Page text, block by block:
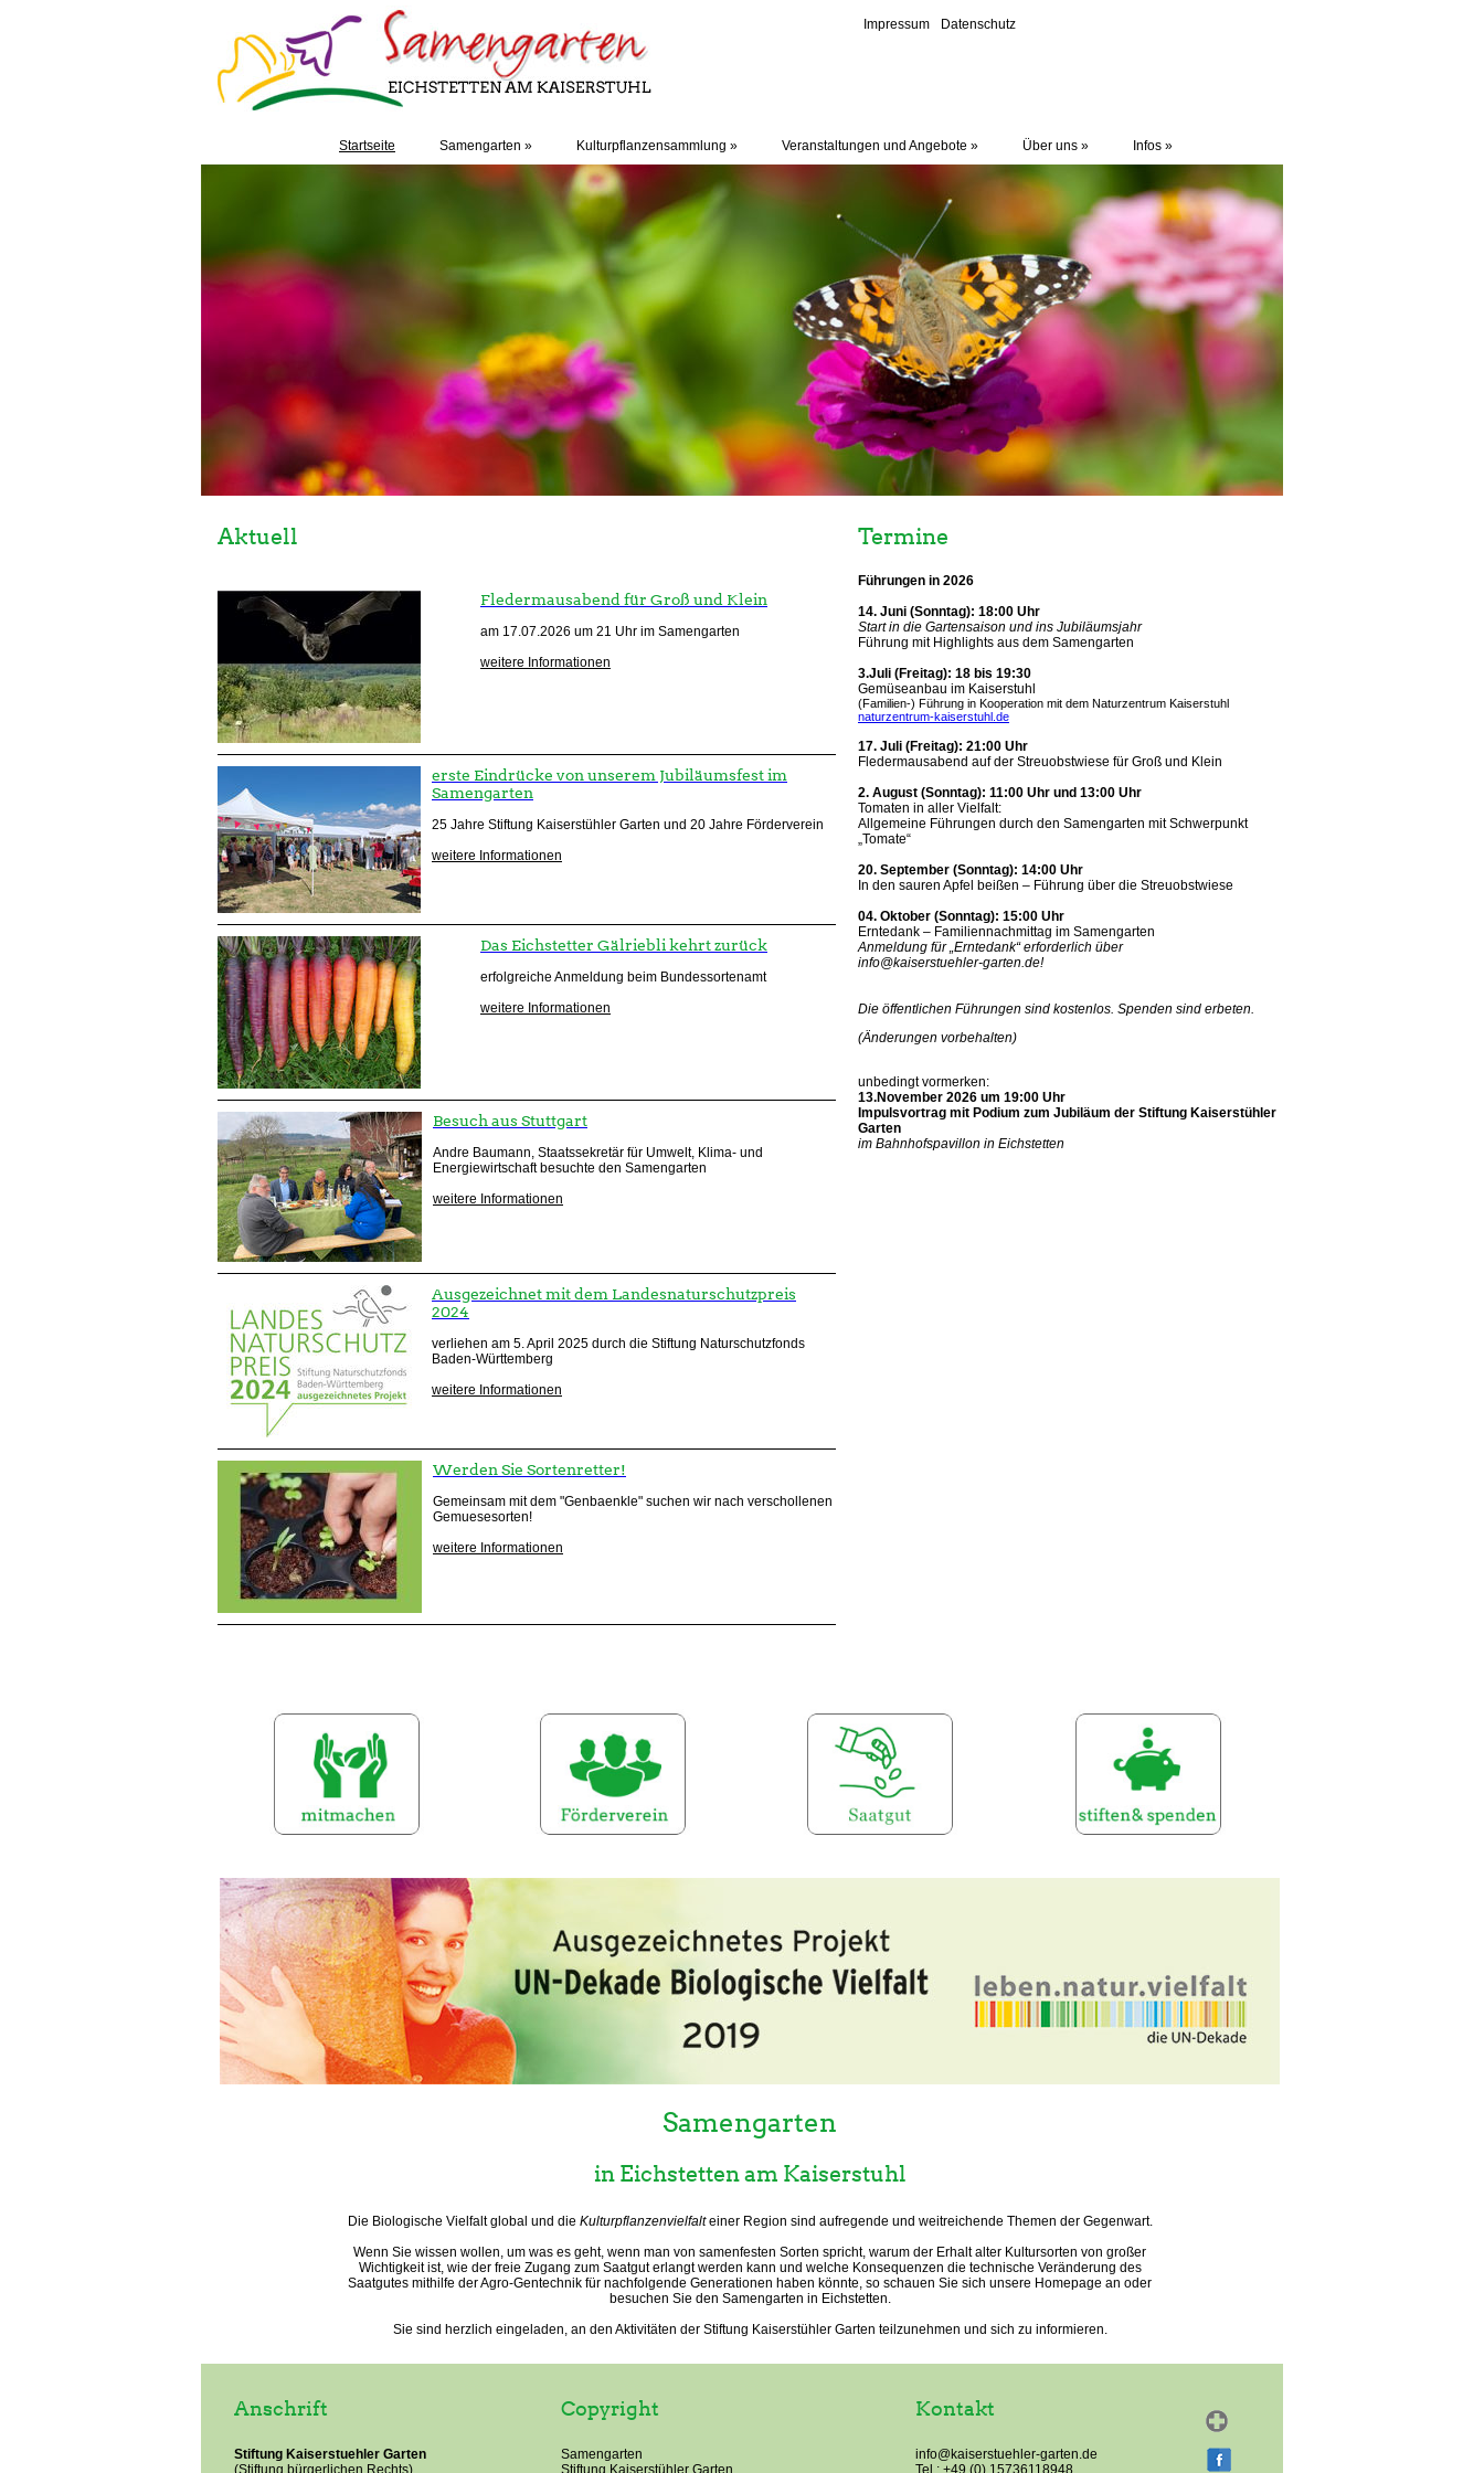
Impressum Datenschutz
Startseite Samengarten » Kulturpflanzensammlung » Veranstaltungen und Angebote » Über uns » Infos »
Aktuell
Fledermausabend für Groß und Klein
am 17.07.2026 um 21 Uhr im Samengarten
weitere Informationen
erste Eindrücke von unserem Jubiläumsfest im
Samengarten
25 Jahre Stiftung Kaiserstühler Garten und 20 Jahre Förderverein
weitere Informationen
Das Eichstetter Gälriebli kehrt zurück
erfolgreiche Anmeldung beim Bundessortenamt
weitere Informationen
Besuch aus Stuttgart
Andre Baumann, Staatssekretär für Umwelt, Klima- und
Energiewirtschaft besuchte den Samengarten
weitere Informationen
Ausgezeichnet mit dem Landesnaturschutzpreis
2024
verliehen am 5. April 2025 durch die Stiftung Naturschutzfonds
Baden-Württemberg
weitere Informationen
Werden Sie Sortenretter!
Gemeinsam mit dem "Genbaenkle" suchen wir nach verschollenen
Gemuesesorten!
weitere Informationen
Termine
Führungen in 2026
14. Juni (Sonntag): 18:00 Uhr
Start in die Gartensaison und ins Jubiläumsjahr
Führung mit Highlights aus dem Samengarten
3.Juli (Freitag): 18 bis 19:30
Gemüseanbau im Kaiserstuhl
(Familien-) Führung in Kooperation mit dem Naturzentrum Kaiserstuhl
naturzentrum-kaiserstuhl.de
17. Juli (Freitag): 21:00 Uhr
Fledermausabend auf der Streuobstwiese für Groß und Klein
2. August (Sonntag): 11:00 Uhr und 13:00 Uhr
Tomaten in aller Vielfalt:
Allgemeine Führungen durch den Samengarten mit Schwerpunkt
„Tomate“
20. September (Sonntag): 14:00 Uhr
In den sauren Apfel beißen – Führung über die Streuobstwiese
04. Oktober (Sonntag): 15:00 Uhr
Erntedank – Familiennachmittag im Samengarten
Anmeldung für „Erntedank“ erforderlich über
info@kaiserstuehler-garten.de!
Die öffentlichen Führungen sind kostenlos. Spenden sind erbeten.
(Änderungen vorbehalten)
unbedingt vormerken:
13.November 2026 um 19:00 Uhr
Impulsvortrag mit Podium zum Jubiläum der Stiftung Kaiserstühler
Garten
im Bahnhofspavillon in Eichstetten
Samengarten
in Eichstetten am Kaiserstuhl
Die Biologische Vielfalt global und die Kulturpflanzenvielfalteiner Region sind aufregende und weitreichende Themen der Gegenwart.
Wenn Sie wissen wollen, um was es geht, wenn man von samenfesten Sorten spricht, warum der Erhalt alter Kultursorten von großer
Wichtigkeit ist, wie der freie Zugang zum Saatgut erlangt werden kann und welche Konsequenzen die technische Veränderung des
Saatgutes mithilfe der Agro-Gentechnik für nachfolgende Generationen haben könnte, so schauen Sie sich unsere Homepage an oder
besuchen Sie den Samengarten in Eichstetten.
Sie sind herzlich eingeladen, an den Aktivitäten der Stiftung Kaiserstühler Garten teilzunehmen und sich zu informieren.
Anschrift Copyright Kontakt
Stiftung Kaiserstuehler Garten
(Stiftung bürgerlichen Rechts)
Samengarten
Stiftung Kaiserstühler Garten
info@kaiserstuehler-garten.de
Tel.: +49 (0) 15736118948